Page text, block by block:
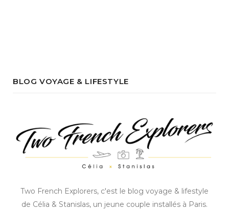
BLOG VOYAGE & LIFESTYLE
Two French Explorers, c'est le blog voyage & lifestyle
de Célia & Stanislas, un jeune couple installés à Paris.